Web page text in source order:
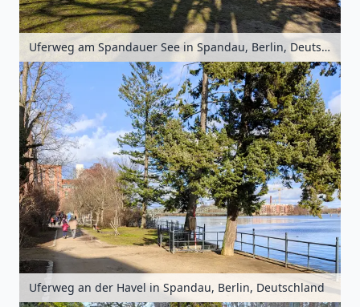
Uferweg am Spandauer See in Spandau, Berlin, Deutschland
Uferweg an der Havel in Spandau, Berlin, Deutschland